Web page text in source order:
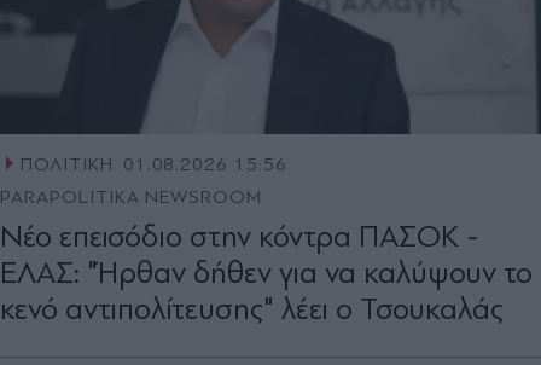
ΠΟΛΙΤΙΚΗ
01.08.2026 15:56
PARAPOLITIKA NEWSROOM
Νέο επεισόδιο στην κόντρα ΠΑΣΟΚ -
ΕΛΑΣ: "Ήρθαν δήθεν για να καλύψουν το
κενό αντιπολίτευσης" λέει ο Τσουκαλάς